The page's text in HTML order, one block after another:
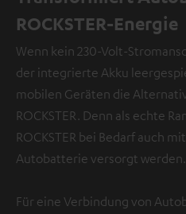
ROCKSTER-Energie
Wenn kein 230-Volt-
der integrierte Akku
mobilen Geräten die
ROCKSTER. Denn als echte
ROCKSTER bei Bedarf auch
Autobatterie versorgt werden.
Für eine Verbindung von